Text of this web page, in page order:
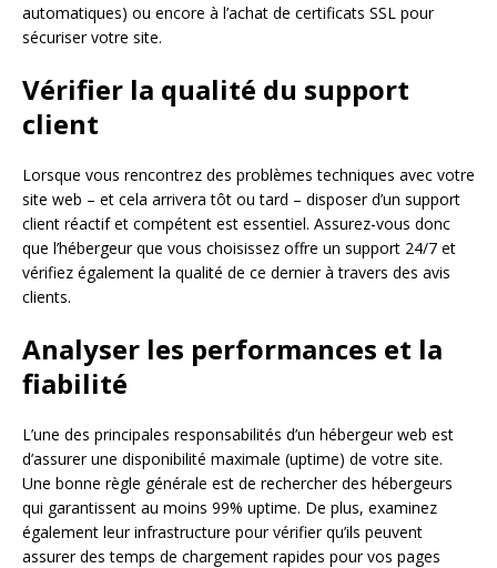
automatiques) ou encore à l’achat de certificats SSL pour
sécuriser votre site.
Vérifier la qualité du support
client
Lorsque vous rencontrez des problèmes techniques avec votre
site web – et cela arrivera tôt ou tard – disposer d’un support
client réactif et compétent est essentiel. Assurez-vous donc
que l’hébergeur que vous choisissez offre un support 24/7 et
vérifiez également la qualité de ce dernier à travers des avis
clients.
Analyser les performances et la
fiabilité
L’une des principales responsabilités d’un hébergeur web est
d’assurer une disponibilité maximale (uptime) de votre site.
Une bonne règle générale est de rechercher des hébergeurs
qui garantissent au moins 99% uptime. De plus, examinez
également leur infrastructure pour vérifier qu’ils peuvent
assurer des temps de chargement rapides pour vos pages